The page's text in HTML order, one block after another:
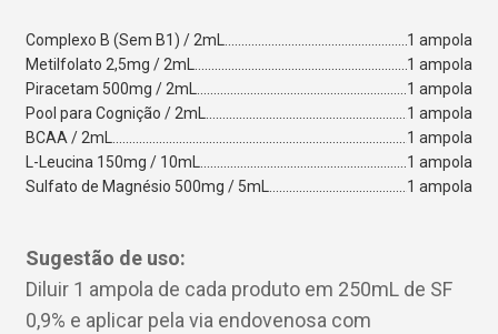
Complexo B (Sem B1) / 2mL
1 ampola
Metilfolato 2,5mg / 2mL
1 ampola
Piracetam 500mg / 2mL
1 ampola
Pool para Cognição / 2mL
1 ampola
BCAA / 2mL
1 ampola
L-Leucina 150mg / 10mL
1 ampola
Sulfato de Magnésio 500mg / 5mL
1 ampola
Sugestão de uso:
Diluir 1 ampola de cada produto em 250mL de SF
0,9% e aplicar pela via endovenosa com